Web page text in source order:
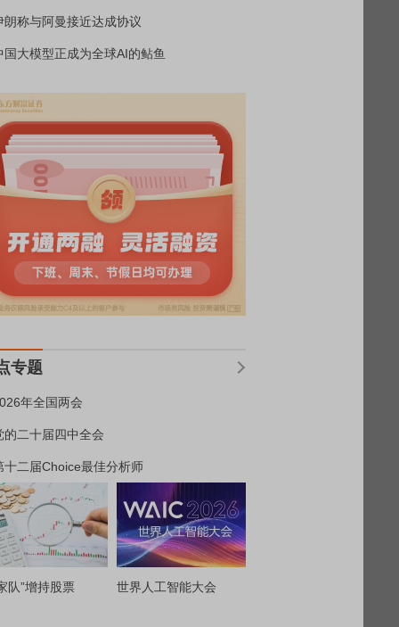
朗称与阿曼接近达成协议
国大模型正成为全球AI的鲇鱼
专题
年全国两会
的二十届四中全会
十二届Choice最佳分析师
队”增持股票 世界人工智能大会